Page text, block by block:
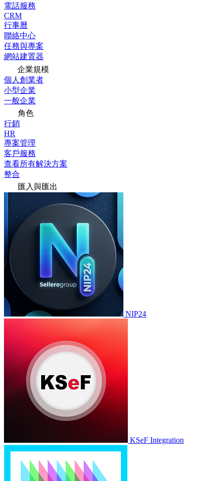
電話服務
CRM
行事曆
聯絡中心
任務與專案
網站建置器
企業規模
個人創業者
小型企業
一般企業
角色
行銷
HR
專案管理
客戶服務
查看所有解決方案
整合
匯入與匯出
NIP24
KSeF Integration